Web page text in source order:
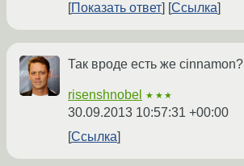
Показать ответ
Ссылка
Так вроде есть же cinnamon?
risenshnobel ★★★
30.09.2013 10:57:31 +00:00
Ссылка